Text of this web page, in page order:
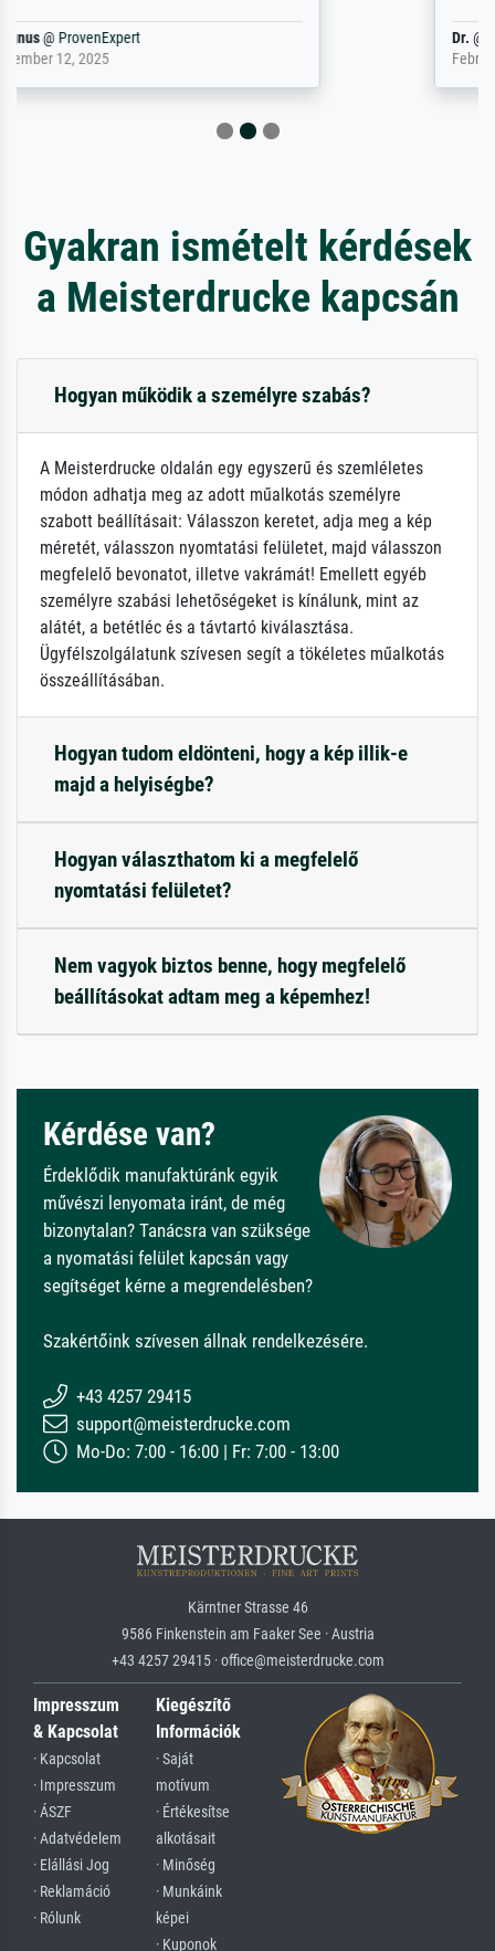
Dr.@ProvenExpert
February 3, 2026
Gyakran ismételt kérdések
a Meisterdrucke kapcsán
Hogyan működik a személyre szabás?
A Meisterdrucke oldalán egy egyszerű és szemléletes
módon adhatja meg az adott műalkotás személyre
szabott beállításait: Válasszon keretet, adja meg a kép
méretét, válasszon nyomtatási felületet, majd válasszon
megfelelő bevonatot, illetve vakrámát! Emellett egyéb
személyre szabási lehetőségeket is kínálunk, mint az
alátét, a betétléc és a távtartó kiválasztása.
Ügyfélszolgálatunk szívesen segít a tökéletes műalkotás
összeállításában.
Hogyan tudom eldönteni, hogy a kép illik-e
majd a helyiségbe?
Hogyan választhatom ki a megfelelő
nyomtatási felületet?
Nem vagyok biztos benne, hogy megfelelő
beállításokat adtam meg a képemhez!
Kérdése van?
Érdeklődik manufaktúránk egyik
művészi lenyomata iránt, de még
bizonytalan? Tanácsra van szüksége
a nyomatási felület kapcsán vagy
segítséget kérne a megrendelésben?
Szakértőink szívesen állnak rendelkezésére.
+43 4257 29415
support@meisterdrucke.com
Mo-Do: 7:00 - 16:00 | Fr: 7:00 - 13:00
Kärntner Strasse 46
9586 Finkenstein am Faaker See · Austria
+43 4257 29415 · office@meisterdrucke.com
Impresszum
& Kapcsolat
· Kapcsolat
· Impresszum
· ÁSZF
· Adatvédelem
· Elállási Jog
· Reklamáció
· Rólunk
Kiegészítő
Információk
· Saját
motívum
· Értékesítse
alkotásait
· Minőség
· Munkáink
képei
· Kuponok